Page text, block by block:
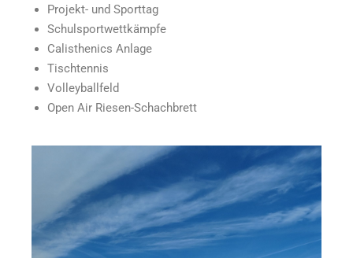
Projekt- und Sporttag
Schulsportwettkämpfe
Calisthenics Anlage
Tischtennis
Volleyballfeld
Open Air Riesen-Schachbrett